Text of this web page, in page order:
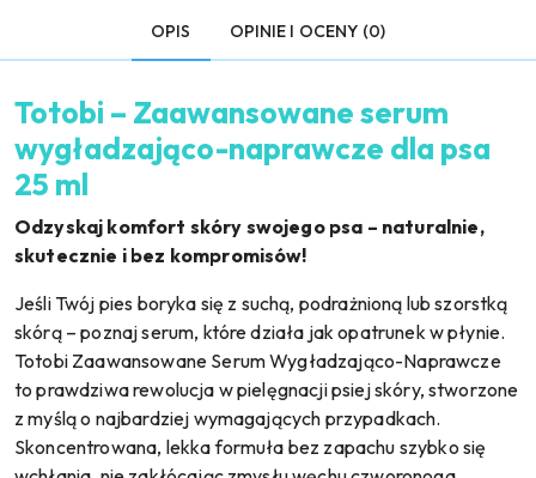
OPIS OPINIE I OCENY (0)
Totobi – Zaawansowane serum
wygładzająco-naprawcze dla psa
25 ml
Odzyskaj komfort skóry swojego psa – naturalnie,
skutecznie i bez kompromisów!
Jeśli Twój pies boryka się z suchą, podrażnioną lub szorstką
skórą – poznaj serum, które działa jak opatrunek w płynie.
Totobi Zaawansowane Serum Wygładzająco-Naprawcze
to prawdziwa rewolucja w pielęgnacji psiej skóry, stworzone
z myślą o najbardziej wymagających przypadkach.
Skoncentrowana, lekka formuła bez zapachu szybko się